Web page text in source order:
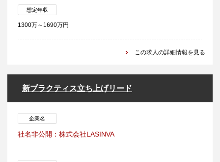
想定年収
1300万～1690万円
この求人の詳細情報を見る
新プラクティス立ち上げリード
企業名
社名非公開：株式会社LASINVA